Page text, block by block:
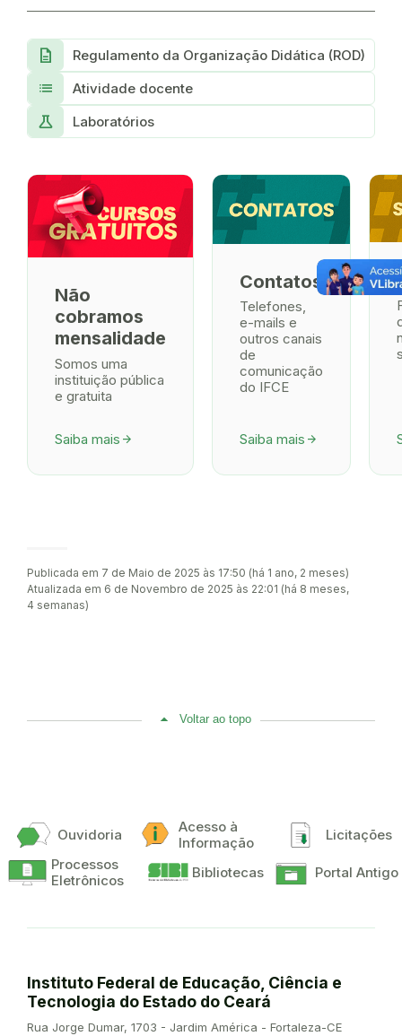
Description Regulamento da Organização Didática (ROD)
list Atividade docente
science Laboratórios
Não
cobramos
mensalidade
Somos uma
instituição pública
e gratuita
Saiba mais arrow_forward
Contatos
Telefones,
e-mails e
outros canais
de
comunicação
do IFCE
Saiba mais arrow_forward
Publicada em 7 de Maio de 2025 às 17:50 (há 1 ano, 2 meses)
Atualizada em 6 de Novembro de 2025 às 22:01 (há 8 meses,
4 semanas)
Voltar ao topo
Ouvidoria
Acesso à
Informação
Licitações
Processos
Eletrônicos
Bibliotecas Portal Antigo
Instituto Federal de Educação, Ciência e
Tecnologia do Estado do Ceará
Endereço:
Rua Jorge Dumar, 1703 - Jardim América - Fortaleza-CE